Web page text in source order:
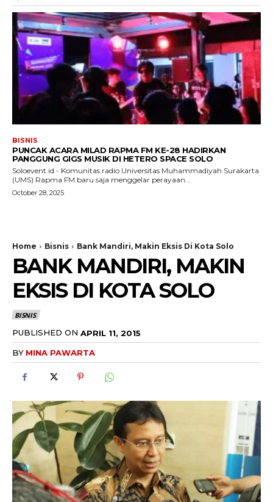
BISNIS
PUNCAK ACARA MILAD RAPMA FM KE-28 HADIRKAN
PANGGUNG GIGS MUSIK DI HETERO SPACE SOLO
Soloevent.id - Komunitas radio Universitas Muhammadiyah Surakarta
(UMS) Rapma FM baru saja menggelar perayaan...
October 28, 2025